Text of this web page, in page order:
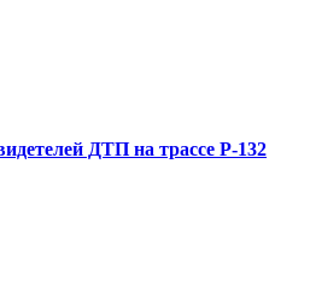
ДТП на трассе Р-132